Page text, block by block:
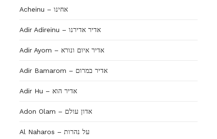
Acheinu – אחינו
Adir Adireinu – אדיר אדירנו
Adir Ayom – אדיר איום ונורא
Adir Bamarom – אדיר במרום
Adir Hu – אדיר הוא
Adon Olam – אדון עולם
Al Naharos – על נהרות